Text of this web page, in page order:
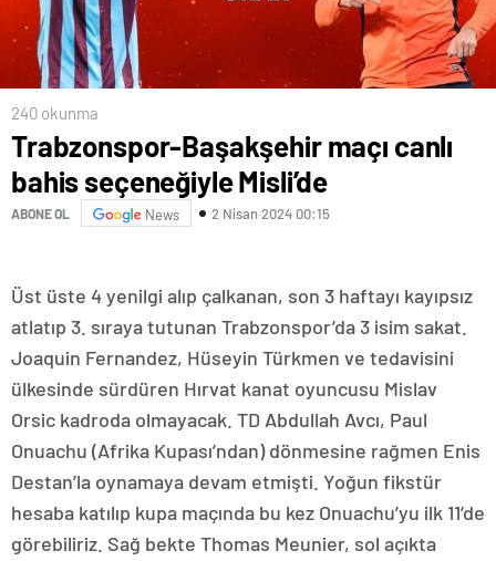
240 okunma
Trabzonspor-Başakşehir maçı canlı
bahis seçeneğiyle Misli’de
ABONE OL News 2 Nisan 2024 00:15
Üst üste 4 yenilgi alıp çalkanan, son 3 haftayı kayıpsız
atlatıp 3. sıraya tutunan Trabzonspor’da 3 isim sakat.
Joaquin Fernandez, Hüseyin Türkmen ve tedavisini
ülkesinde sürdüren Hırvat kanat oyuncusu Mislav
Orsic kadroda olmayacak. TD Abdullah Avcı, Paul
Onuachu (Afrika Kupası’ndan) dönmesine rağmen Enis
Destan’la oynamaya devam etmişti. Yoğun fikstür
hesaba katılıp kupa maçında bu kez Onuachu’yu ilk 11’de
görebiliriz. Sağ bekte Thomas Meunier, sol açıkta